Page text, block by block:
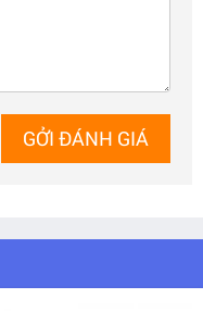
GỞI ĐÁNH GIÁ